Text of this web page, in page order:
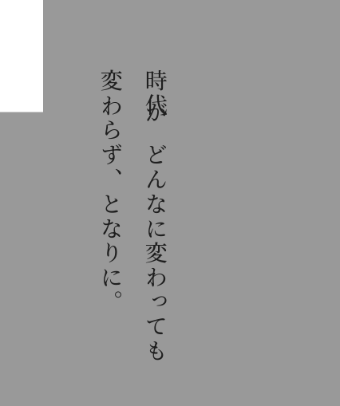
時代がどんなに変わっても
変わらず、となりに。